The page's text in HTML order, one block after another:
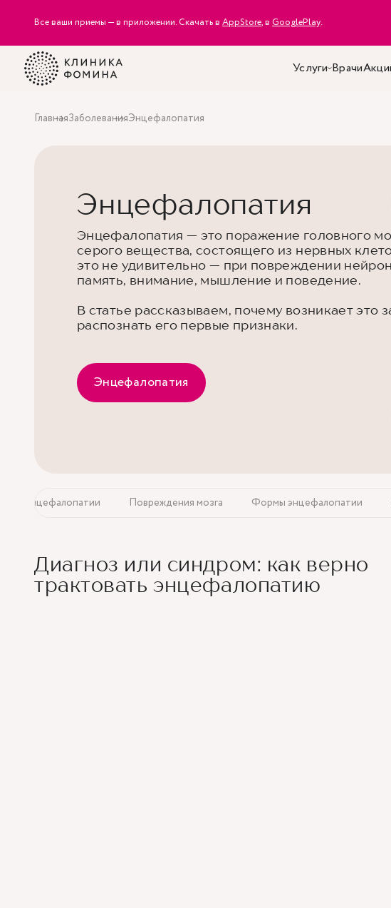
Все ваши приемы — в приложении. Скачать в AppStore, в GooglePlay.
Услуги Врачи
ГлавнаяЗаболеванияЭнцефалопатия
Энцефалопатия
Энцефалопатия — это поражение головного
серого вещества, состоящего из нервных
это не удивительно — при повреждении
память, внимание, мышление и поведение.
В статье рассказываем, почему возникает это
распознать его первые признаки.
Энцефалопатия
энцефалопатии Повреждения мозга Формы энцефалопатии
Диагноз или синдром: как верно
трактовать энцефалопатию